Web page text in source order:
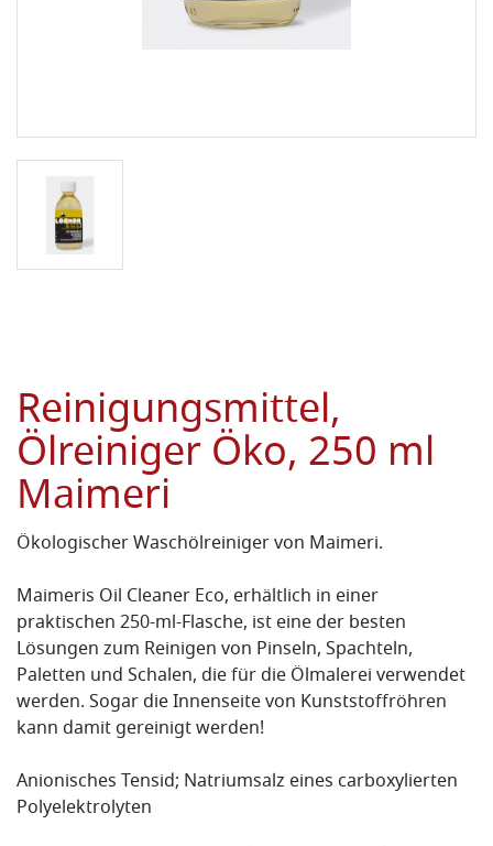
Reinigungsmittel,
Ölreiniger Öko, 250 ml
Maimeri
Ökologischer Waschölreiniger von Maimeri.
Maimeris Oil Cleaner Eco, erhältlich in einer
praktischen 250-ml-Flasche, ist eine der besten
Lösungen zum Reinigen von Pinseln, Spachteln,
Paletten und Schalen, die für die Ölmalerei verwendet
werden. Sogar die Innenseite von Kunststoffröhren
kann damit gereinigt werden!
Anionisches Tensid; Natriumsalz eines carboxylierten
Polyelektrolyten